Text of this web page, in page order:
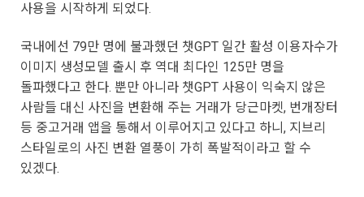
사용을 시작하게 되었다.
국내에선 79만 명에 불과했던 챗GPT 일간 활성 이용자수가
이미지 생성모델 출시 후 역대 최다인 125만 명을
돌파했다고 한다. 뿐만 아니라 챗GPT 사용이 익숙지 않은
사람들 대신 사진을 변환해 주는 거래가 당근마켓, 번개장터
등 중고거래 앱을 통해서 이루어지고 있다고 하니, 지브리
스타일로의 사진 변환 열풍이 가히 폭발적이라고 할 수
있겠다.